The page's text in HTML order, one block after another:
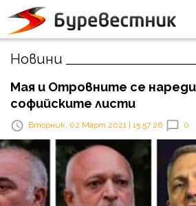
Новини
Мая и Отровните се
софийските листи
Вторник, 02 Март 2021 | 15:57:26 0